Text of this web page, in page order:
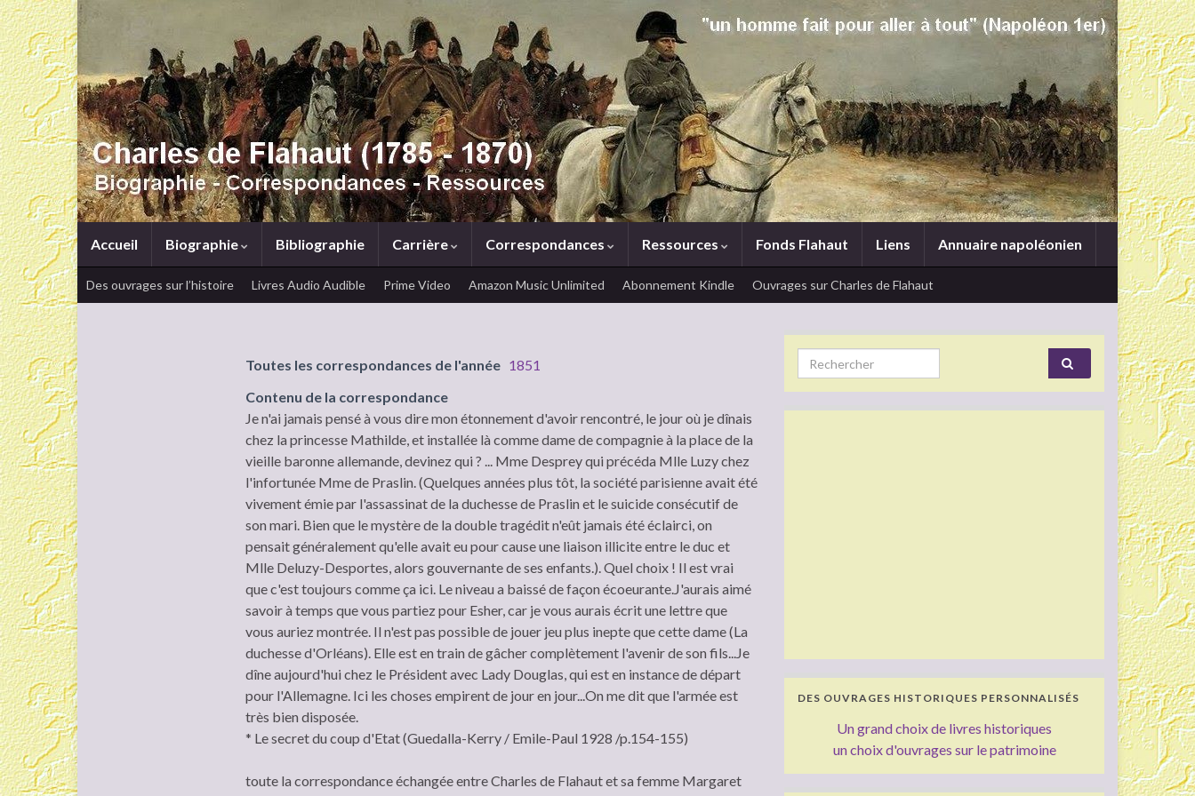
Accueil Biographie Bibliographie Carrière Correspondances Ressources Fonds Flahaut Liens Annuaire napoléonien
Des ouvrages sur l’histoire Livres Audio Audible Prime Video Amazon Music Unlimited Abonnement Kindle Ouvrages sur Charles de Flahaut
Toutes les correspondances de l'année 1851
Contenu de la correspondance
Je n'ai jamais pensé à vous dire mon étonnement d'avoir rencontré, le jour où je dînais
chez la princesse Mathilde, et installée là comme dame de compagnie à la place de la
vieille baronne allemande, devinez qui ? ... Mme Desprey qui précéda Mlle Luzy chez
l'infortunée Mme de Praslin. (Quelques années plus tôt, la société parisienne avait été
vivement émie par l'assassinat de la duchesse de Praslin et le suicide consécutif de
son mari. Bien que le mystère de la double tragédit n'eût jamais été éclairci, on
pensait généralement qu'elle avait eu pour cause une liaison illicite entre le duc et
Mlle Deluzy-Desportes, alors gouvernante de ses enfants.). Quel choix ! Il est vrai
que c'est toujours comme ça ici. Le niveau a baissé de façon écoeurante.J'aurais aimé
savoir à temps que vous partiez pour Esher, car je vous aurais écrit une lettre que
vous auriez montrée. Il n'est pas possible de jouer jeu plus inepte que cette dame (La
duchesse d'Orléans). Elle est en train de gâcher complètement l'avenir de son fils...Je
dîne aujourd'hui chez le Président avec Lady Douglas, qui est en instance de départ
pour l'Allemagne. Ici les choses empirent de jour en jour...On me dit que l'armée est
très bien disposée.
* Le secret du coup d'Etat (Guedalla-Kerry / Emile-Paul 1928 /p.154-155)
toute la correspondance échangée entre Charles de Flahaut et sa femme Margaret
Search for:
DES OUVRAGES HISTORIQUES PERSONNALISÉS
Un grand choix de livres historiques
un choix d'ouvrages sur le patrimoine